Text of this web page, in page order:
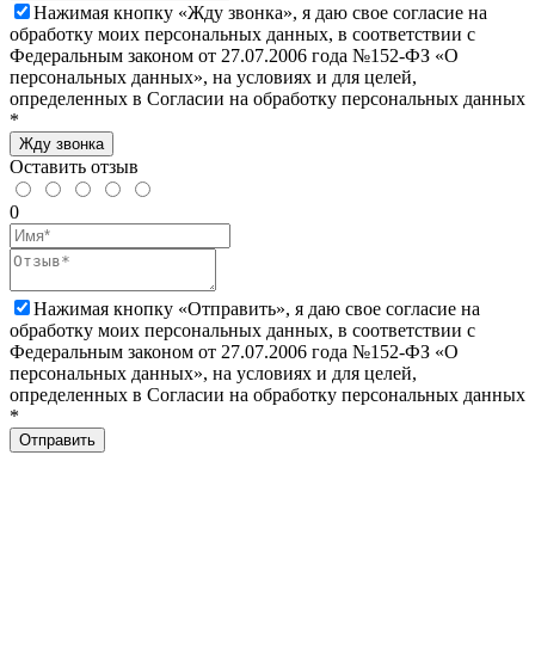
Нажимая кнопку «Жду звонка», я даю свое согласие на
обработку моих персональных данных, в соответствии с
Федеральным законом от 27.07.2006 года №152-ФЗ «О
персональных данных», на условиях и для целей,
определенных в Согласии на обработку персональных данных
*
Жду звонка
Оставить отзыв
0
Нажимая кнопку «Отправить», я даю свое согласие на
обработку моих персональных данных, в соответствии с
Федеральным законом от 27.07.2006 года №152-ФЗ «О
персональных данных», на условиях и для целей,
определенных в Согласии на обработку персональных данных
*
Отправить